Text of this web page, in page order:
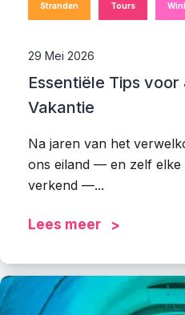
Stranden Tours
29 Mei 2026
Essentiële Tips
Vakantie
Na jaren van het
ons eiland — en zelf elke
verkend —...
Lees meer